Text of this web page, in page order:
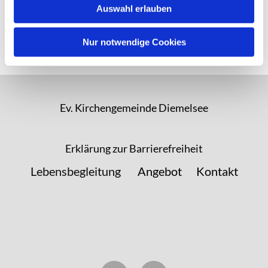
Auswahl erlauben
Nur notwendige Cookies
Ev. Kirchengemeinde Diemelsee
Erklärung zur Barrierefreiheit
Lebensbegleitung Angebot Kontakt